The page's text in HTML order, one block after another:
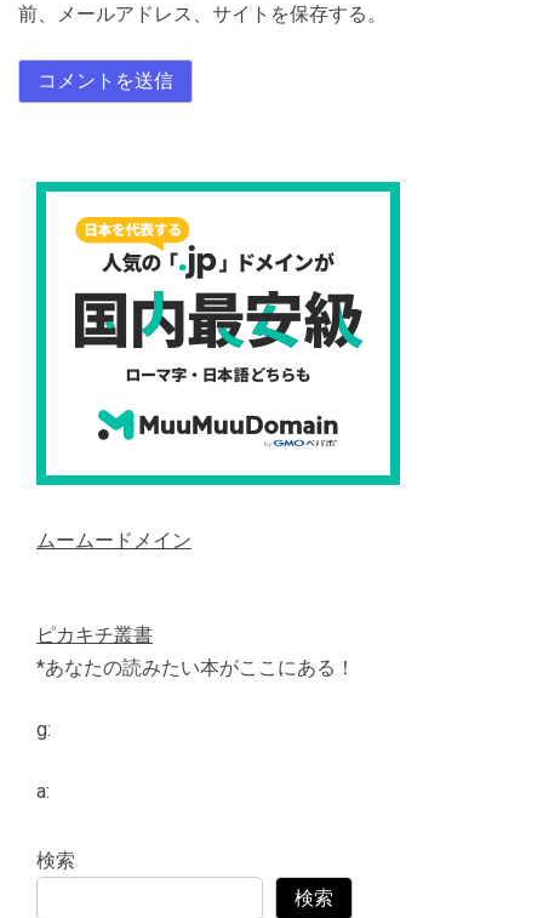
前、メールアドレス、サイトを保存する。
ムームードメイン
ピカキチ叢書
*あなたの読みたい本がここにある！
g:
a:
検索
検索